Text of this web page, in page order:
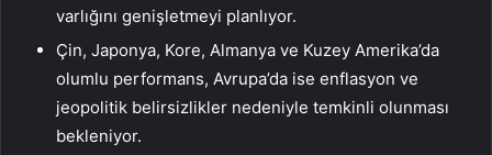
varlığını genişletmeyi planlıyor.
Çin, Japonya, Kore, Almanya ve Kuzey Amerika’da
olumlu performans, Avrupa’da ise enflasyon ve
jeopolitik belirsizlikler nedeniyle temkinli olunması
bekleniyor.